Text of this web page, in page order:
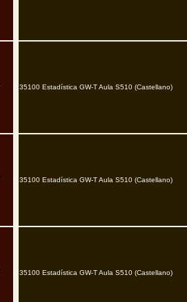
35100 Estadística GW-T Aula S510 (Castellano)
35100 Estadística GW-T Aula S510 (Castellano)
35100 Estadística GW-T Aula S510 (Castellano)